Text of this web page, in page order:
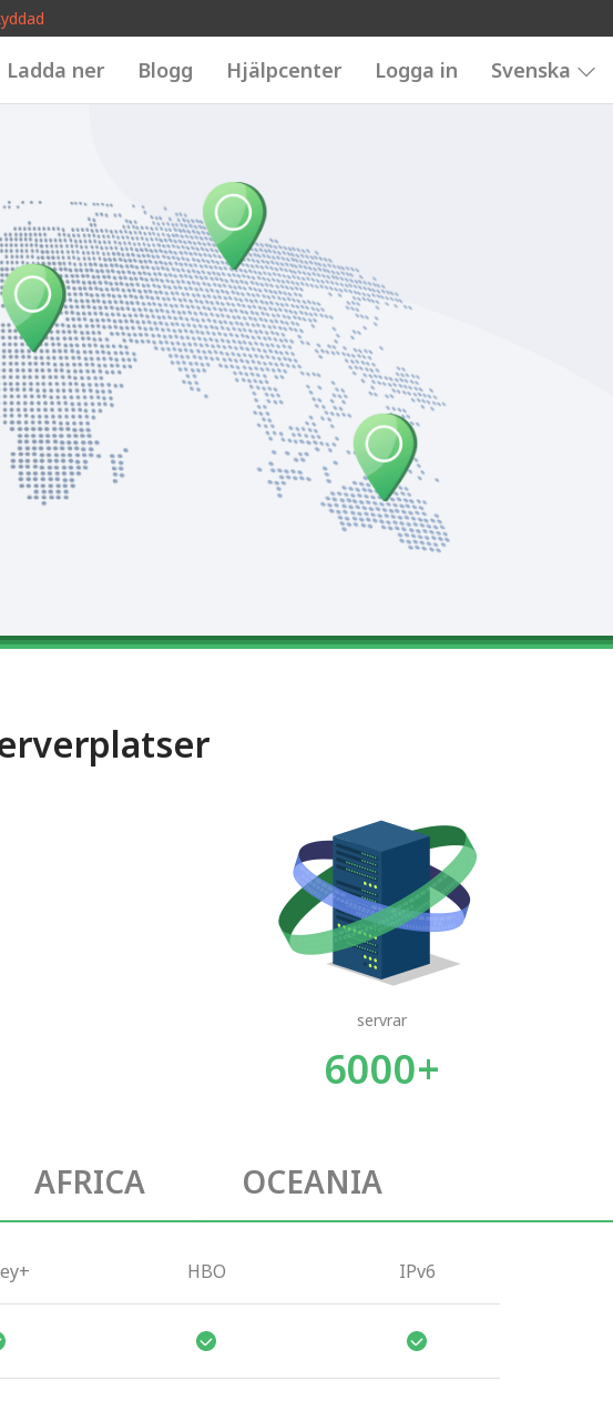
Ladda ner Blogg Hjälpcenter Logga in Svenska
servrar
6000+
AFRICA OCEANIA
HBO IPv6